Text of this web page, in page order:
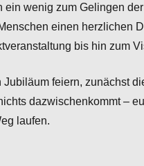
wenig zum Gelingen
einen herzlichen
bis hin zum
feiern, zunächst
dazwischenkommt –
laufen.